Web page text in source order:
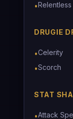
•
DRUGIE
•Celerity
•Scorch
STAT
•Attack